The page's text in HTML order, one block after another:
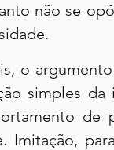
não se
o
simples
de
Imitação,